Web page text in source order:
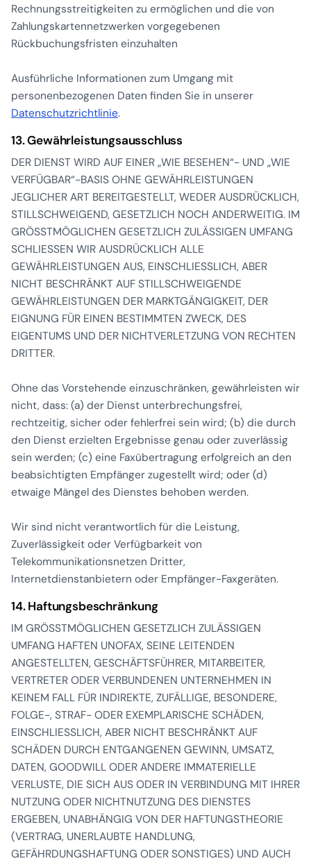
Rechnungsstreitigkeiten zu ermöglichen und die von
Zahlungskartennetzwerken vorgegebenen
Rückbuchungsfristen einzuhalten
Ausführliche Informationen zum Umgang mit
personenbezogenen Daten finden Sie in unserer
Datenschutzrichtlinie.
13. Gewährleistungsausschluss
DER DIENST WIRD AUF EINER „WIE BESEHEN“- UND „WIE
VERFÜGBAR“-BASIS OHNE GEWÄHRLEISTUNGEN
JEGLICHER ART BEREITGESTELLT, WEDER AUSDRÜCKLICH,
STILLSCHWEIGEND, GESETZLICH NOCH ANDERWEITIG. IM
GRÖSSTMÖGLICHEN GESETZLICH ZULÄSSIGEN UMFANG
SCHLIESSEN WIR AUSDRÜCKLICH ALLE
GEWÄHRLEISTUNGEN AUS, EINSCHLIESSLICH, ABER
NICHT BESCHRÄNKT AUF STILLSCHWEIGENDE
GEWÄHRLEISTUNGEN DER MARKTGÄNGIGKEIT, DER
EIGNUNG FÜR EINEN BESTIMMTEN ZWECK, DES
EIGENTUMS UND DER NICHTVERLETZUNG VON RECHTEN
DRITTER.
Ohne das Vorstehende einzuschränken, gewährleisten wir
nicht, dass: (a) der Dienst unterbrechungsfrei,
rechtzeitig, sicher oder fehlerfrei sein wird; (b) die durch
den Dienst erzielten Ergebnisse genau oder zuverlässig
sein werden; (c) eine Faxübertragung erfolgreich an den
beabsichtigten Empfänger zugestellt wird; oder (d)
etwaige Mängel des Dienstes behoben werden.
Wir sind nicht verantwortlich für die Leistung,
Zuverlässigkeit oder Verfügbarkeit von
Telekommunikationsnetzen Dritter,
Internetdienstanbietern oder Empfänger-Faxgeräten.
14. Haftungsbeschränkung
IM GRÖSSTMÖGLICHEN GESETZLICH ZULÄSSIGEN
UMFANG HAFTEN UNOFAX, SEINE LEITENDEN
ANGESTELLTEN, GESCHÄFTSFÜHRER, MITARBEITER,
VERTRETER ODER VERBUNDENEN UNTERNEHMEN IN
KEINEM FALL FÜR INDIREKTE, ZUFÄLLIGE, BESONDERE,
FOLGE-, STRAF- ODER EXEMPLARISCHE SCHÄDEN,
EINSCHLIESSLICH, ABER NICHT BESCHRÄNKT AUF
SCHÄDEN DURCH ENTGANGENEN GEWINN, UMSATZ,
DATEN, GOODWILL ODER ANDERE IMMATERIELLE
VERLUSTE, DIE SICH AUS ODER IN VERBINDUNG MIT IHRER
NUTZUNG ODER NICHTNUTZUNG DES DIENSTES
ERGEBEN, UNABHÄNGIG VON DER HAFTUNGSTHEORIE
(VERTRAG, UNERLAUBTE HANDLUNG,
GEFÄHRDUNGSHAFTUNG ODER SONSTIGES) UND AUCH